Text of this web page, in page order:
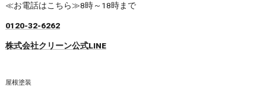
≪お電話はこちら≫8時～18時まで
0120-32-6262
株式会社クリーン公式LINE
屋根塗装